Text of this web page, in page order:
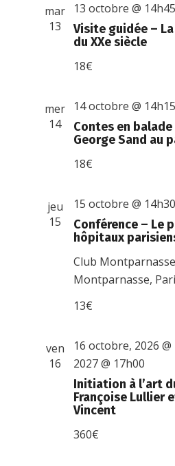
mar
13
Visite guidée –
du XXe siècle
13 octobre @ 14h45
18€
mer
14
Contes en
George Sand au
14 octobre @ 14h15
18€
jeu
15
Conférence – Le
hôpitaux
15 octobre @ 14h30
Club
Montparnasse,
13€
ven
16
Initiation à l’art
Françoise Lullier
Vincent
16 octobre, 2026 @
2027 @ 17h00
360€